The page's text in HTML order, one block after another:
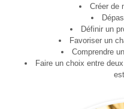
Créer de
Définir un
Favoriser un
Comprendre
Faire un choix entre